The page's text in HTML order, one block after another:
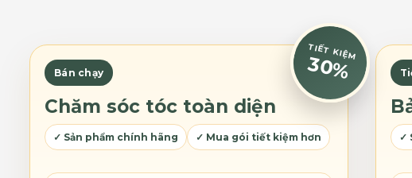
có
thể
được
chọn
trên
TIẾT KIỆM
30%
Bán chạy
Chăm sóc tóc toàn diện
✓ Sản phẩm chính hãng ✓ Mua gói tiết kiệm hơn ✓